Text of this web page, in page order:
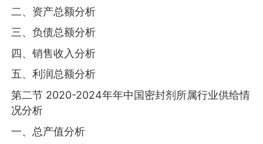
二、资产总额分析
三、负债总额分析
四、销售收入分析
五、利润总额分析
第二节 2020-2024年年中国密封剂所属行业供给情
况分析
一、总产值分析